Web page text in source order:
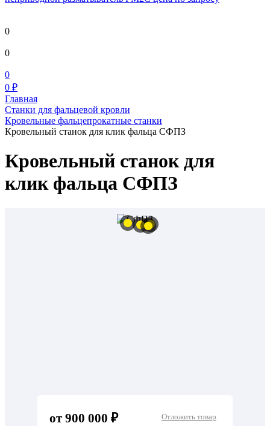
0
0
0
0 ₽
Главная
Станки для фальцевой кровли
Кровельные фальцепрокатные станки
Кровельный станок для клик фальца СФПЗ
Кровельный станок для
клик фальца СФПЗ
от 900 000 ₽ Отложить товар